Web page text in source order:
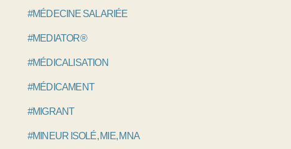
#MÉDECINE SALARIÉE
#MEDIATOR®
#MÉDICALISATION
#MÉDICAMENT
#MIGRANT
#MINEUR ISOLÉ, MIE, MNA